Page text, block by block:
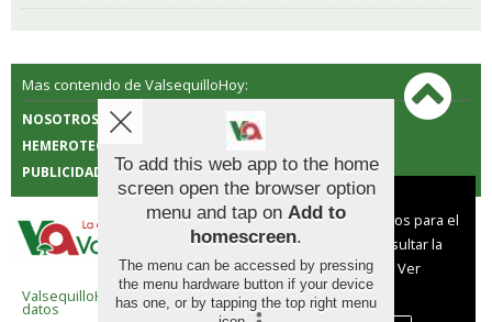
Mas contenido de ValsequilloHoy:
NOSOTROS
CONTACTO
HEMEROTECA
POLÍTICA DE COOKIES
PUBLICIDAD
ValsequilloHoy |Términos de uso|Protección de
datos
To add this web app to the home
screen open the browser option
menu and tap on Add to
homescreen.
The menu can be accessed by pressing
the menu hardware button if your device
has one, or by tapping the top right menu
Aviso sobre el Uso de cookies:
Utilizamos cookies nuestras y de terceros para el
funcionamiento del digital. Puedes consultar la
lista de cookies y como desconectarlas.
Ver
nuestra Política de Privacidad y Cookies